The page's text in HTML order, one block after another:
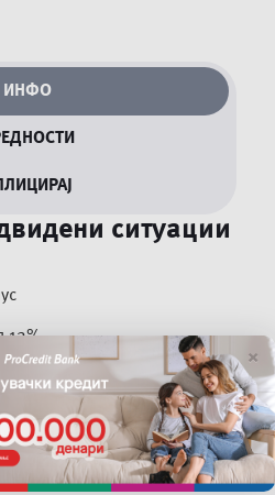
ИНФО
ситуации
12%
на искористен дел
со MasterCard
×